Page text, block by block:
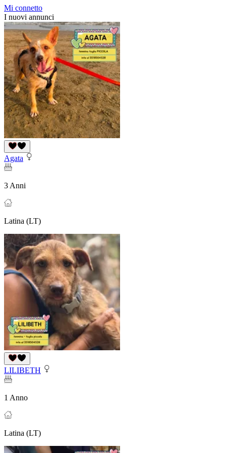
Mi connetto
I nuovi annunci
Agata
3 Anni
Latina (LT)
LILIBETH
1 Anno
Latina (LT)